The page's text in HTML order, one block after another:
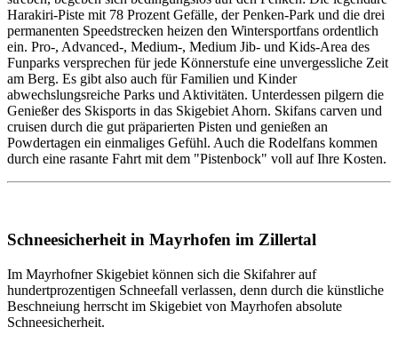
Harakiri-Piste mit 78 Prozent Gefälle, der Penken-Park und die drei
permanenten Speedstrecken heizen den Wintersportfans ordentlich
ein. Pro-, Advanced-, Medium-, Medium Jib- und Kids-Area des
Funparks versprechen für jede Könnerstufe eine unvergessliche Zeit
am Berg. Es gibt also auch für Familien und Kinder
abwechslungsreiche Parks und Aktivitäten. Unterdessen pilgern die
Genießer des Skisports in das Skigebiet Ahorn. Skifans carven und
cruisen durch die gut präparierten Pisten und genießen an
Powdertagen ein einmaliges Gefühl. Auch die Rodelfans kommen
durch eine rasante Fahrt mit dem "Pistenbock" voll auf Ihre Kosten.
Schneesicherheit in Mayrhofen im Zillertal
Im Mayrhofner Skigebiet können sich die Skifahrer auf
hundertprozentigen Schneefall verlassen, denn durch die künstliche
Beschneiung herrscht im Skigebiet von Mayrhofen absolute
Schneesicherheit.